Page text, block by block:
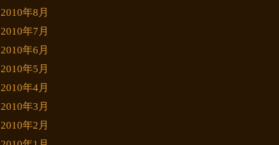
2010年8月
2010年7月
2010年6月
2010年5月
2010年4月
2010年3月
2010年2月